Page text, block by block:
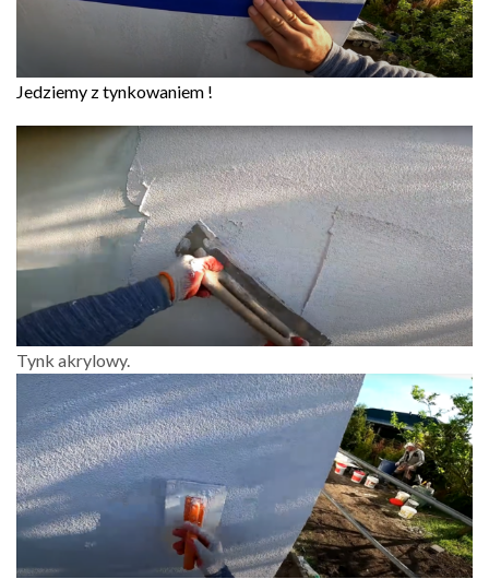
Jedziemy z tynkowaniem !
Tynk akrylowy.